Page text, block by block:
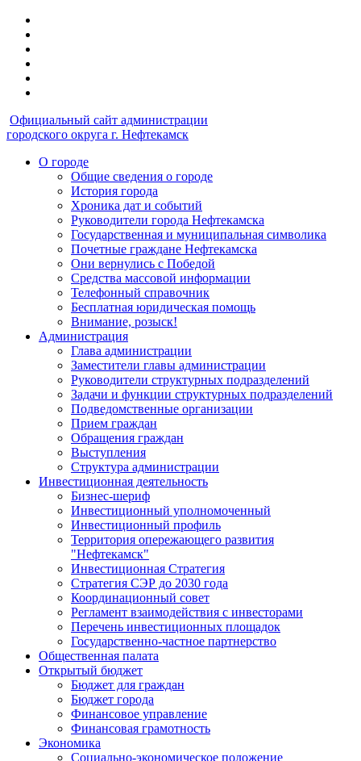
Официальный сайт администрации
городского округа г. Нефтекамск
О городе
Общие сведения о городе
История города
Хроника дат и событий
Руководители города Нефтекамска
Государственная и муниципальная символика
Почетные граждане Нефтекамска
Они вернулись с Победой
Средства массовой информации
Телефонный справочник
Бесплатная юридическая помощь
Внимание, розыск!
Администрация
Глава администрации
Заместители главы администрации
Руководители структурных подразделений
Задачи и функции структурных подразделений
Подведомственные организации
Прием граждан
Обращения граждан
Выступления
Структура администрации
Инвестиционная деятельность
Бизнес-шериф
Инвестиционный уполномоченный
Инвестиционный профиль
Территория опережающего развития
"Нефтекамск"
Инвестиционная Стратегия
Стратегия СЭР до 2030 года
Координационный совет
Регламент взаимодействия с инвесторами
Перечень инвестиционных площадок
Государственно-частное партнерство
Общественная палата
Открытый бюджет
Бюджет для граждан
Бюджет города
Финансовое управление
Финансовая грамотность
Экономика
Социально-экономическое положение